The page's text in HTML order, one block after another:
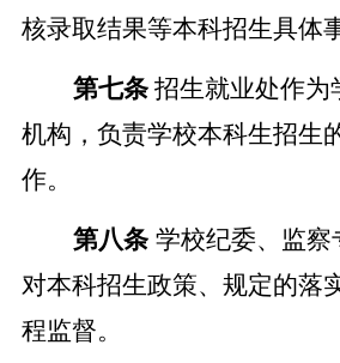
核录取结果等本科招生具体
第七条 招生就业处作为
机构，负责学校本科生招生
作。
第八条 学校纪委、监
对本科招生政策、规定的落
程监督。